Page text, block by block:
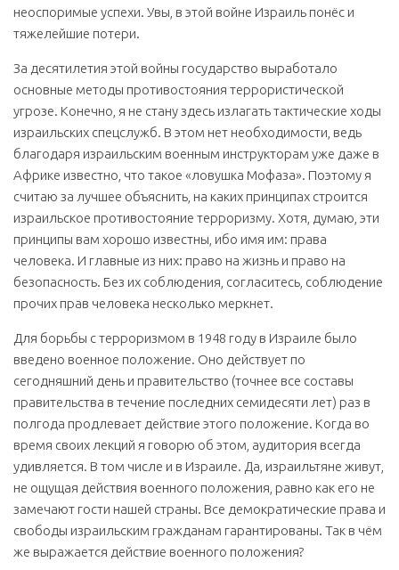
неоспоримые успехи. Увы, в этой войне Израиль понёс и
тяжелейшие потери.
За десятилетия этой войны государство выработало
основные методы противостояния террористической
угрозе. Конечно, я не стану здесь излагать тактические ходы
израильских спецслужб. В этом нет необходимости, ведь
благодаря израильским военным инструкторам уже даже в
Африке известно, что такое «ловушка Мофаза». Поэтому я
считаю за лучшее объяснить, на каких принципах строится
израильское противостояние терроризму. Хотя, думаю, эти
принципы вам хорошо известны, ибо имя им: права
человека. И главные из них: право на жизнь и право на
безопасность. Без их соблюдения, согласитесь, соблюдение
прочих прав человека несколько меркнет.
Для борьбы с терроризмом в 1948 году в Израиле было
введено военное положение. Оно действует по
сегодняшний день и правительство (точнее все составы
правительства в течение последних семидесяти лет) раз в
полгода продлевает действие этого положение. Когда во
время своих лекций я говорю об этом, аудитория всегда
удивляется. В том числе и в Израиле. Да, израильтяне живут,
не ощущая действия военного положения, равно как его не
замечают гости нашей страны. Все демократические права и
свободы израильским гражданам гарантированы. Так в чём
же выражается действие военного положения?